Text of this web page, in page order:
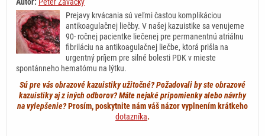
Prejavy krvácania sú veľmi častou komplikáciou
antikoagulačnej liečby. V našej kazuistike sa venujeme
90- ročnej pacientke liečenej pre permanentnú atriálnu
fibriláciu na antikoagulačnej liečbe, ktorá prišla na
urgentný príjem pre silné bolesti PDK v mieste
spontánneho hematómu na lýtku.
Sú pre vás obrazové kazuistiky užitočné? Požadovali by ste obrazové
kazuistiky aj z iných odborov? Máte nejaké pripomienky alebo návrhy
na vylepšenie?Prosím, poskytnite nám váš názor vyplnením krátkeho
dotazníka.